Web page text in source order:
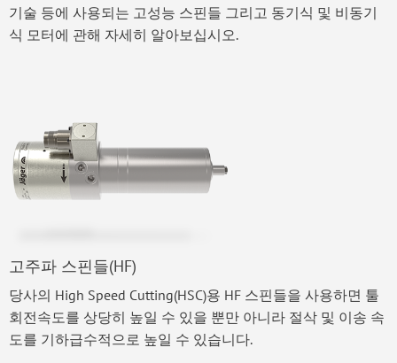
기술 등에 사용되는 고성능 스핀들 그리고 동기식 및 비동기
식 모터에 관해 자세히 알아보십시오.
고주파 스핀들(HF)
당사의 High Speed Cutting(HSC)용 HF 스핀들을 사용하면 툴
회전속도를 상당히 높일 수 있을 뿐만 아니라 절삭 및 이송 속
도를 기하급수적으로 높일 수 있습니다.